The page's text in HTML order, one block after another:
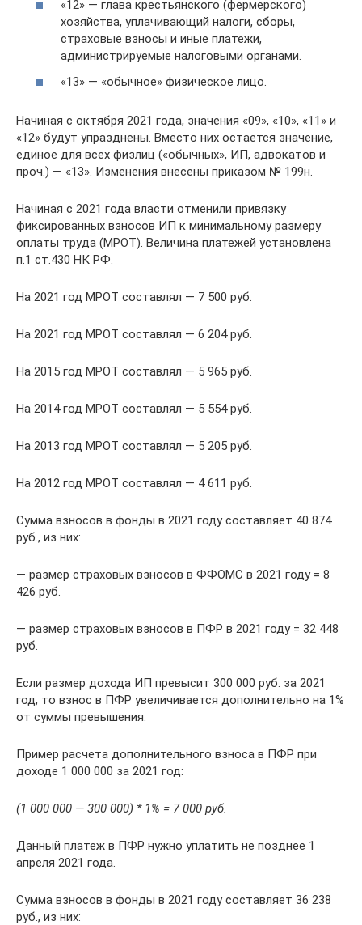
«12» — глава крестьянского (фермерского)
хозяйства, уплачивающий налоги, сборы,
страховые взносы и иные платежи,
администрируемые налоговыми органами.
«13» — «обычное» физическое лицо.
Начиная с октября 2021 года, значения «09», «10», «11» и
«12» будут упразднены. Вместо них остается значение,
единое для всех физлиц («обычных», ИП, адвокатов и
проч.) — «13». Изменения внесены приказом № 199н.
Начиная с 2021 года власти отменили привязку
фиксированных взносов ИП к минимальному размеру
оплаты труда (МРОТ). Величина платежей установлена
п.1 ст.430 НК РФ.
На 2021 год МРОТ составлял — 7 500 руб.
На 2021 год МРОТ составлял — 6 204 руб.
На 2015 год МРОТ составлял — 5 965 руб.
На 2014 год МРОТ составлял — 5 554 руб.
На 2013 год МРОТ составлял — 5 205 руб.
На 2012 год МРОТ составлял — 4 611 руб.
Сумма взносов в фонды в 2021 году составляет 40 874
руб., из них:
— размер страховых взносов в ФФОМС в 2021 году = 8
426 руб.
— размер страховых взносов в ПФР в 2021 году = 32 448
руб.
Если размер дохода ИП превысит 300 000 руб. за 2021
год, то взнос в ПФР увеличивается дополнительно на 1%
от суммы превышения.
Пример расчета дополнительного взноса в ПФР при
доходе 1 000 000 за 2021 год:
(1 000 000 — 300 000) * 1% = 7 000 руб.
Данный платеж в ПФР нужно уплатить не позднее 1
апреля 2021 года.
Сумма взносов в фонды в 2021 году составляет 36 238
руб., из них: